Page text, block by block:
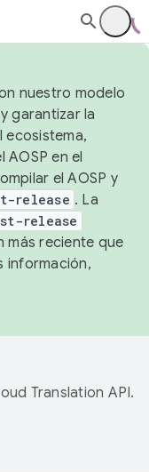
nuestro modelo
garantizar la
ecosistema,
en el
el AOSP y
release . La
release
más reciente que
información,
Translation API.